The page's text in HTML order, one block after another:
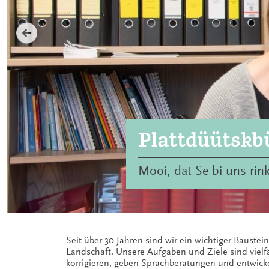
Mooi, dat Se bi uns
Seit über 30 Jahren sind wir ein wichtiger
Landschaft. Unsere Aufgaben und Ziele sind
korrigieren, geben Sprachberatungen und
Vorhaben. Wir verstehen uns als Profis in Sachen
nich gifft`t nich!“ Dabei steht die Qualität unserer